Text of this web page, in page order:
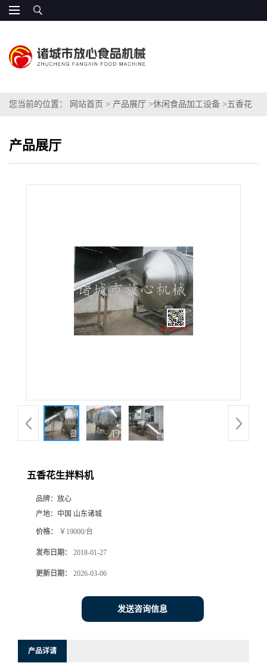
您当前的位置： 网站首页 > 产品展厅 >休闲食品加工设备 >五香花
产品展厅
五香花生拌料机
品牌： 放心
产地： 中国 山东诸城
价格： ￥19000/台
发布日期： 2018-01-27
更新日期： 2026-03-06
发送咨询信息
产品详请